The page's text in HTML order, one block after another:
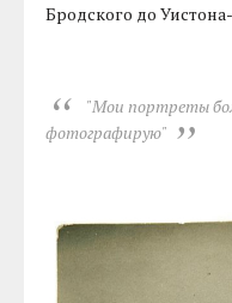
Бродского до
"Мои портреты
фотографирую"